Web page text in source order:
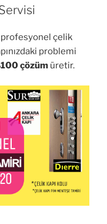
profesyonel çelik
problemi
çözüm üretir.